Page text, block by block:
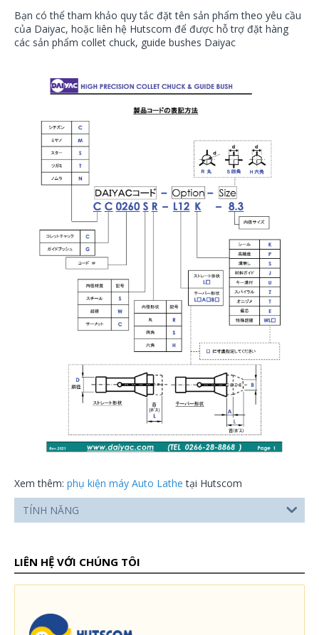
Bạn có thể tham khảo quy tắc đặt tên sản phẩm theo yêu cầu
của Daiyac, hoặc liên hệ Hutscom để được hỗ trợ đặt hàng
các sản phẩm collet chuck, guide bushes Daiyac
Xem thêm: phụ kiện máy Auto Lathe tại Hutscom
TÍNH NĂNG
LIÊN HỆ VỚI CHÚNG TÔI